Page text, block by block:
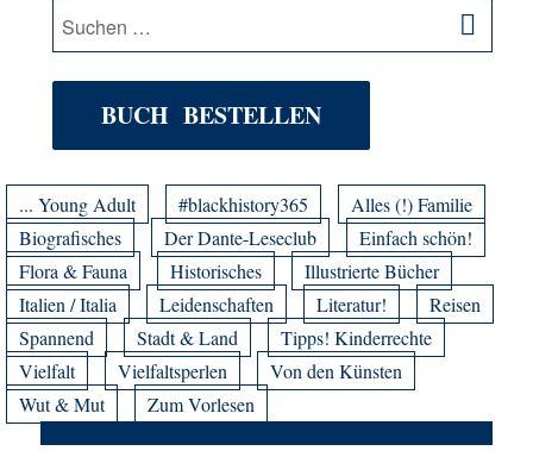
Suche
nach:
BUCH BESTELLEN
... Young Adult #blackhistory365
Alles (!) Familie
Biografisches
Der Dante-Leseclub
Einfach schön!
Flora & Fauna
Historisches
Illustrierte Bücher
Italien / Italia
Leidenschaften Literatur!
Reisen
Spannend
Stadt & Land
Tipps! Kinderrechte
Vielfalt
Vielfaltsperlen
Von den Künsten
Wut & Mut
Zum Vorlesen